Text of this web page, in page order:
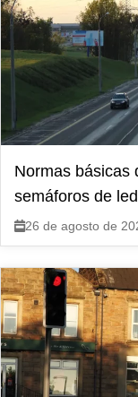
Normas básicas
semáforos de
26 de agosto de